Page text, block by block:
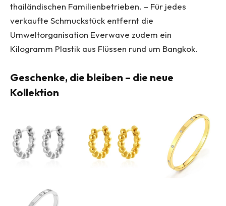
thailändischen Familienbetrieben. – Für jedes
verkaufte Schmuckstück entfernt die
Umweltorganisation Everwave zudem ein
Kilogramm Plastik aus Flüssen rund um Bangkok.
Geschenke, die bleiben – die neue
Kollektion